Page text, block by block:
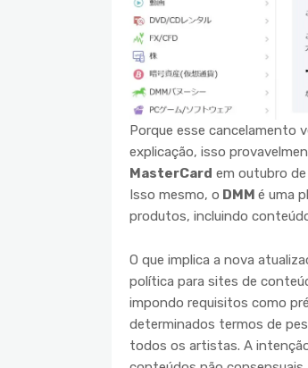
Porque esse cancelamento
explicação, isso
MasterCard em outubro
Isso mesmo, o DMM é uma
produtos, incluindo
O que implica a nova
política para sites de
impondo requisitos como
determinados termos de
todos os artistas. A